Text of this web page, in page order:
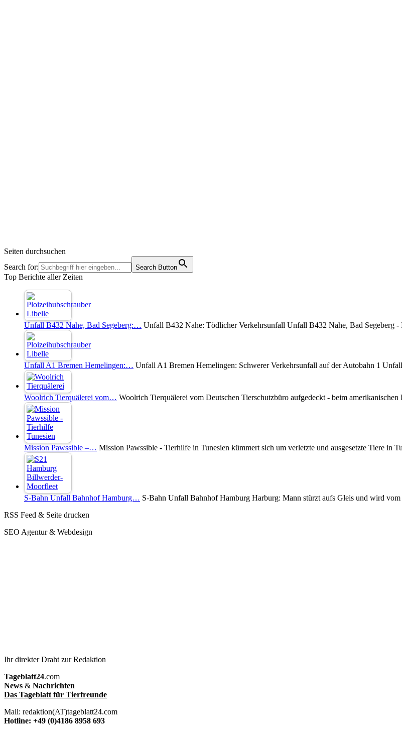
Seiten durchsuchen
Search for:
Search Button
Top Berichte aller Zeiten
Unfall B432 Nahe, Bad Segeberg:… Unfall B432 Nahe: Tödlicher Verkehrsunfall Unfall B432 Nahe, Bad Segeberg
Unfall A1 Bremen Hemelingen:… Unfall A1 Bremen Hemelingen: Schwerer Verkehrsunfall auf der Autobahn 1
Woolrich Tierquälerei vom… Woolrich Tierquälerei vom Deutschen Tierschutzbüro aufgedeckt - beim
Mission Pawssible –… Mission Pawssible - Tierhilfe in Tunesien kümmert sich um verletzte und ausgesetzte Tiere in
S-Bahn Unfall Bahnhof Hamburg… S-Bahn Unfall Bahnhof Hamburg Harburg: Mann stürzt aufs Gleis und wird
RSS Feed & Seite drucken
SEO Agentur & Webdesign
Ihr direkter Draht zur Redaktion
Tageblatt24.com
News & Nachrichten
Das Tageblatt für Tierfreunde
Mail: redaktion(AT)tageblatt24.com
Hotline: +49 (0)4186 8958 693